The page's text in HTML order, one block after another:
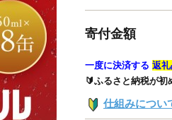
寄付金額
一度に決済する 返
🔰ふるさと納税が
仕組みについ